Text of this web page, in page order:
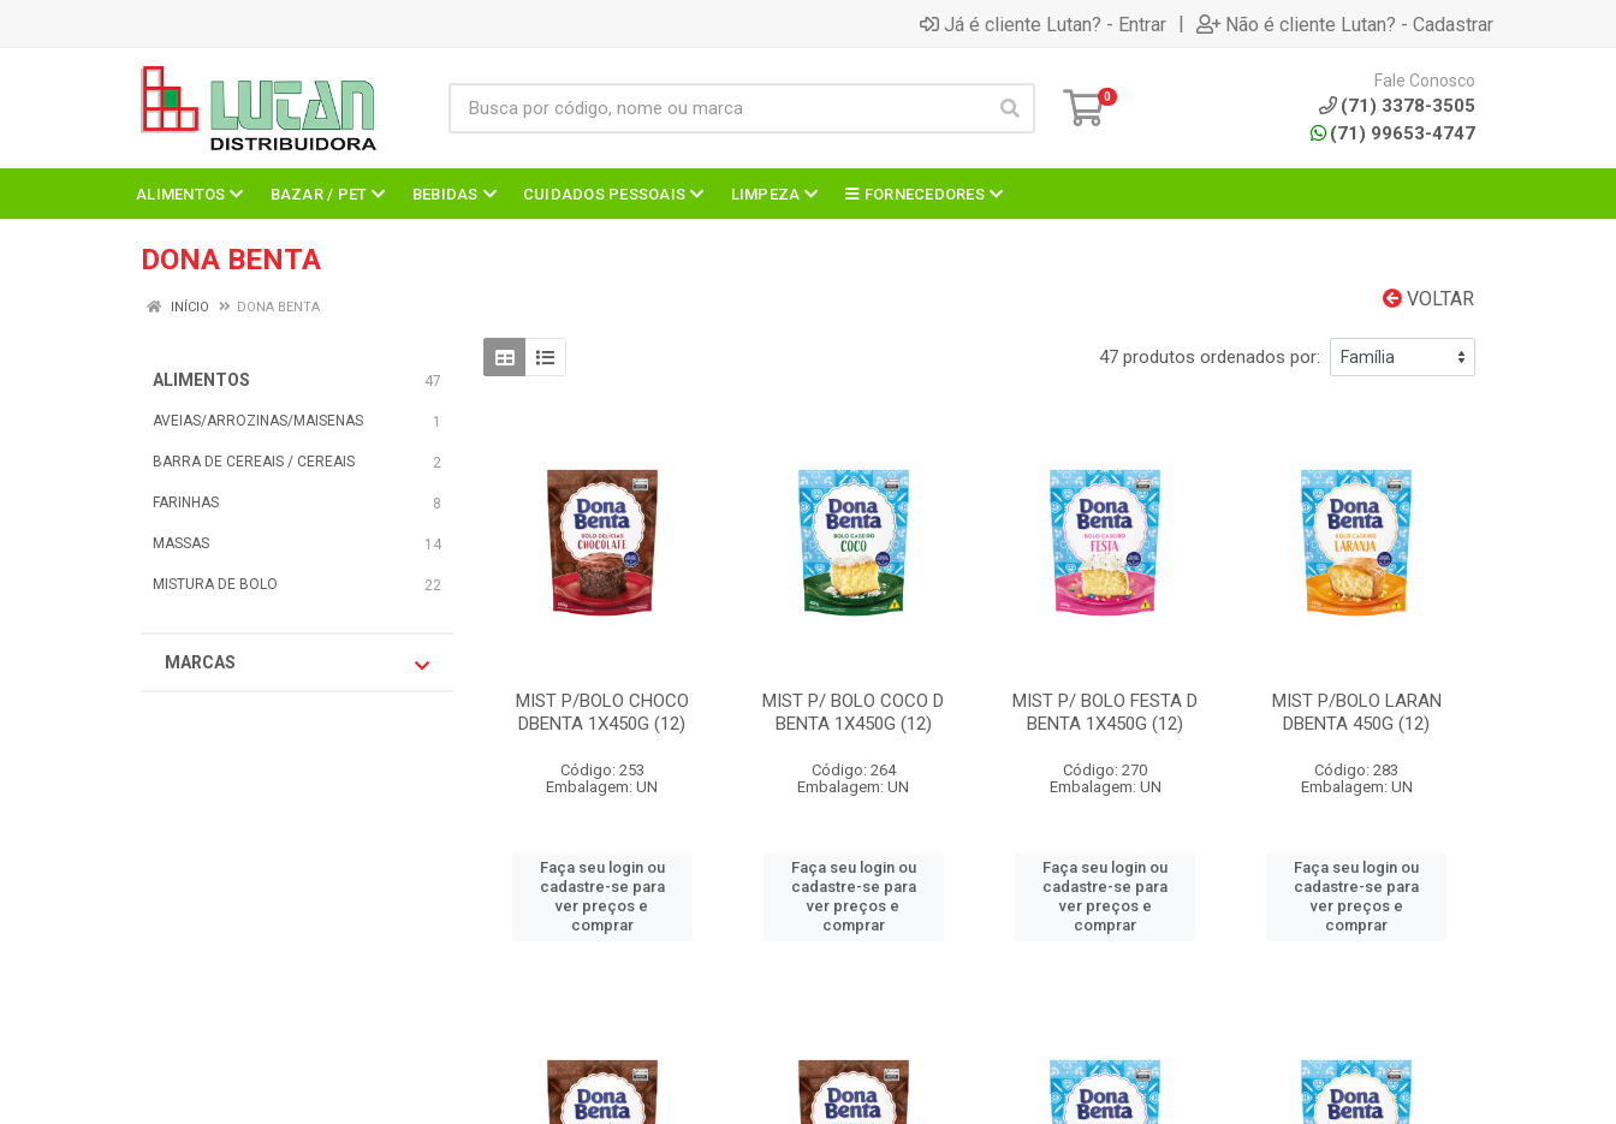
Já é cliente Lutan? - Entrar | Não é cliente Lutan? - Cadastrar
0
Fale Conosco
(71) 3378-3505
(71) 99653-4747
ALIMENTOS BAZAR / PET BEBIDAS CUIDADOS PESSOAIS LIMPEZA FORNECEDORES
DONA BENTA
VOLTAR
INÍCIO DONA BENTA
ALIMENTOS 47
AVEIAS/ARROZINAS/MAISENAS 1
BARRA DE CEREAIS / CEREAIS 2
FARINHAS 8
MASSAS 14
MISTURA DE BOLO 22
MARCAS
47 produtos ordenados por:
MIST P/BOLO CHOCO
DBENTA 1X450G (12)
Código: 253
Embalagem: UN
Faça seu login ou
cadastre-se para
ver preços e
comprar
MIST P/ BOLO COCO D
BENTA 1X450G (12)
Código: 264
Embalagem: UN
Faça seu login ou
cadastre-se para
ver preços e
comprar
MIST P/ BOLO FESTA D
BENTA 1X450G (12)
Código: 270
Embalagem: UN
Faça seu login ou
cadastre-se para
ver preços e
comprar
MIST P/BOLO LARAN
DBENTA 450G (12)
Código: 283
Embalagem: UN
Faça seu login ou
cadastre-se para
ver preços e
comprar